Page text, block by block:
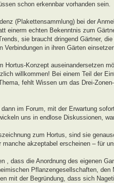
schon erkennbar vorhanden sein.
(Plakettensammlung) bei der
einerm echten Bekenntnis zum
sie braucht dringend Gärtner,
Verbindungen in ihren Gärten
Hortus-Konzept auseinandersetzen
willkommen! Bei einem Teil der
fehlt Wissen um das Drei-
im Forum, mit der Erwartung
uns in endlose Diskussionen,
zum Hortus, sind sie
manche akzeptabel erscheinen – für
, dass die Anordnung des eigenen
Pflanzengesellschaften,
mit der Begründung, dass sich